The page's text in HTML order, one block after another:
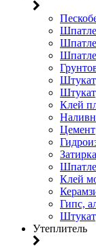
Клей
Цемент
Затирка
Клей
Гипс,
Утеплитель